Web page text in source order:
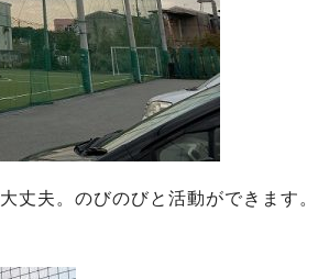
丈夫。のびのびと活動ができます